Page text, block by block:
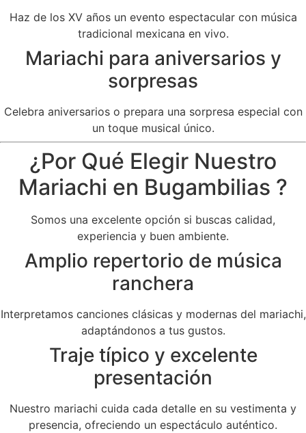
Haz de los XV años un evento espectacular con música
tradicional mexicana en vivo.
Mariachi para aniversarios y
sorpresas
Celebra aniversarios o prepara una sorpresa especial con
un toque musical único.
¿Por Qué Elegir Nuestro
Mariachi en Bugambilias ?
Somos una excelente opción si buscas calidad,
experiencia y buen ambiente.
Amplio repertorio de música
ranchera
Interpretamos canciones clásicas y modernas del mariachi,
adaptándonos a tus gustos.
Traje típico y excelente
presentación
Nuestro mariachi cuida cada detalle en su vestimenta y
presencia, ofreciendo un espectáculo auténtico.